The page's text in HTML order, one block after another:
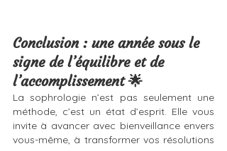
Conclusion : une année sous le
signe de l’équilibre et de
l’accomplissement 🌟
La sophrologie n’est pas seulement une
méthode, c’est un état d’esprit. Elle vous
invite à avancer avec bienveillance envers
vous-même, à transformer vos résolutions